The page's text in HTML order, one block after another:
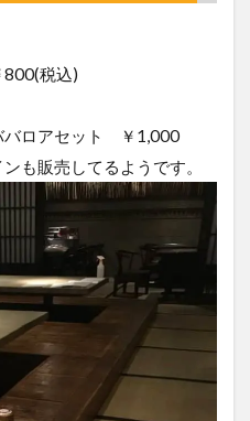
税込)
バロアセット ￥1,000
も販売してるようです。